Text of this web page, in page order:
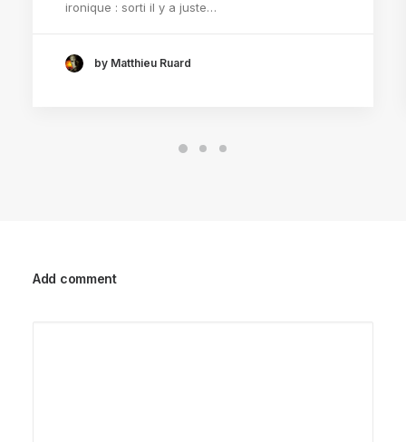
ironique : sorti il y a juste…
by Matthieu Ruard
Add comment